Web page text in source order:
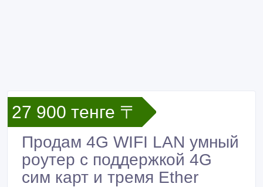
27 900 тенге 〒
Продам 4G WIFI LAN умный
роутер с поддержкой 4G
сим карт и тремя Ether